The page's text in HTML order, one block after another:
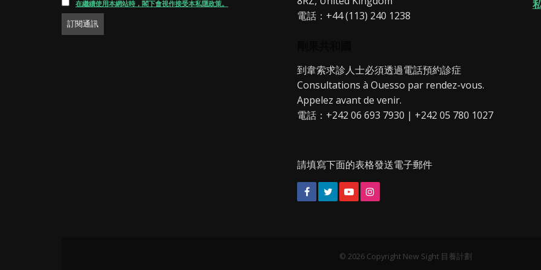
在繼續使用本網站時，閣下會視作接受本私隱政策。
電話：+44 (113) 240 1238
到韋索求診人士必須透過電話預約診症
Consultations à Ouesso par rendez-vous.
Appelez avant de venir.
電話：+242 06 693 7930 | +242 05 780 1027
請填寫下面的表格發送電子郵件
FacebookTwitterYouTube
© 2026 Copyright New Sight 目養計劃‎